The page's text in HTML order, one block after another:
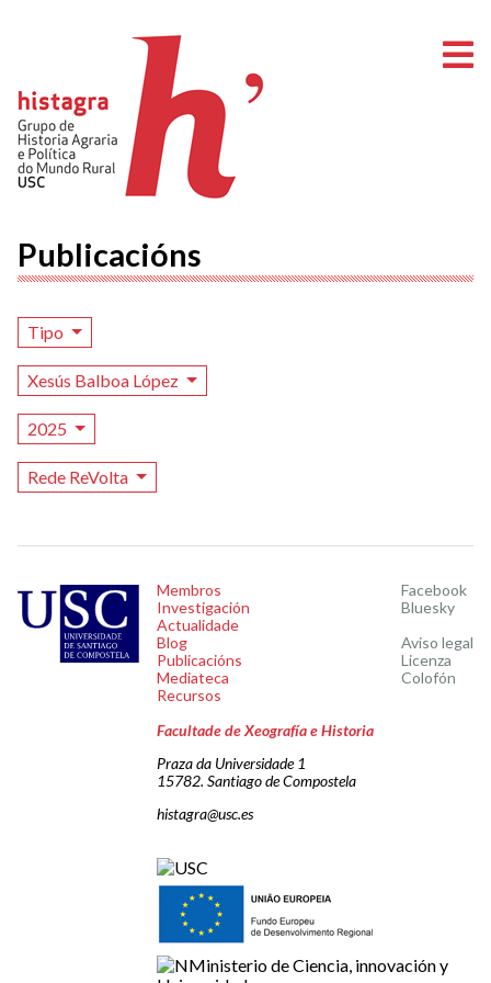
Publicacións
Tipo
Xesús Balboa López
2025
Rede ReVolta
Membros
Investigación
Actualidade
Blog
Publicacións
Mediateca
Recursos
Facebook
Bluesky
Aviso legal
Licenza
Colofón
Facultade de Xeografía e Historia
Praza da Universidade 1
15782. Santiago de Compostela
histagra@usc.es